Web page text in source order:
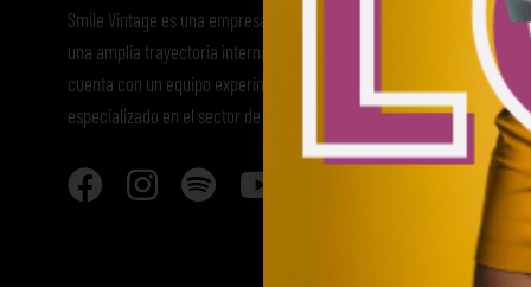
Smile Vintage es una empresa mayorista con
una amplia trayectoria internacional que
cuenta con un equipo experimentado y
especializado en el sector de la moda.